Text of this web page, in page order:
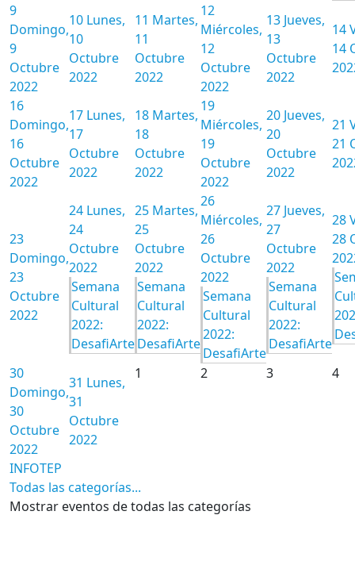
9
Domingo,
9
Octubre
2022
10 Lunes,
10
Octubre
2022
11 Martes,
11
Octubre
2022
12
Miércoles,
12
Octubre
2022
13 Jueves,
13
Octubre
2022
14
14
16
Domingo,
16
Octubre
2022
17 Lunes,
17
Octubre
2022
18 Martes,
18
Octubre
2022
19
Miércoles,
19
Octubre
2022
20 Jueves,
20
Octubre
2022
21
21
23
Domingo,
23
Octubre
2022
24 Lunes,
24
Octubre
2022
Semana
Cultural
2022:
DesafiArte
25 Martes,
25
Octubre
2022
Semana
Cultural
2022:
DesafiArte
26
Miércoles,
26
Octubre
2022
Semana
Cultural
2022:
DesafiArte
27 Jueves,
27
Octubre
2022
Semana
Cultural
2022:
DesafiArte
28
28
30
Domingo,
30
Octubre
2022
31 Lunes,
31
Octubre
2022
1 2 3 4
INFOTEP
Todas las categorías...
Mostrar eventos de todas las categorías